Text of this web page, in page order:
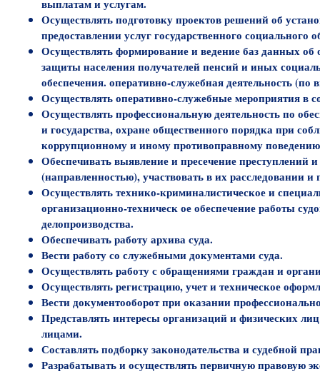
выплатам и услугам.
Осуществлять подготовку проектов решений об
предоставлении услуг государственного
Осуществлять формирование и ведение баз данных
защиты населения получателей пенсий и иных
обеспечения. оперативно-служебная деятельность (по
Осуществлять оперативно-служебные мероприятия в
Осуществлять профессиональную деятельность по
и государства, охране общественного порядка при
коррупционному и иному противоправному
Обеспечивать выявление и пресечение
(направленностью), участвовать в их расследовании
Осуществлять технико-криминалистическое и
организационно-техническ ое обеспечение работы
делопроизводства.
Обеспечивать работу архива суда.
Вести работу со служебными документами суда.
Осуществлять работу с обращениями граждан и
Осуществлять регистрацию, учет и техническое
Вести документооборот при оказании
Представлять интересы организаций и физических
лицами.
Составлять подборку законодательства и судебной
Разрабатывать и осуществлять первичную правовую